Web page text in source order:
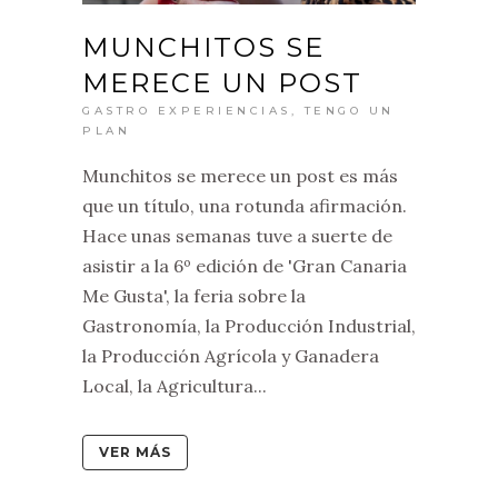
MUNCHITOS SE
MERECE UN POST
GASTRO EXPERIENCIAS ,TENGO UN
PLAN
Munchitos se merece un post es más
que un título, una rotunda afirmación.
Hace unas semanas tuve a suerte de
asistir a la 6º edición de 'Gran Canaria
Me Gusta', la feria sobre la
Gastronomía, la Producción Industrial,
la Producción Agrícola y Ganadera
Local, la Agricultura...
VER MÁS